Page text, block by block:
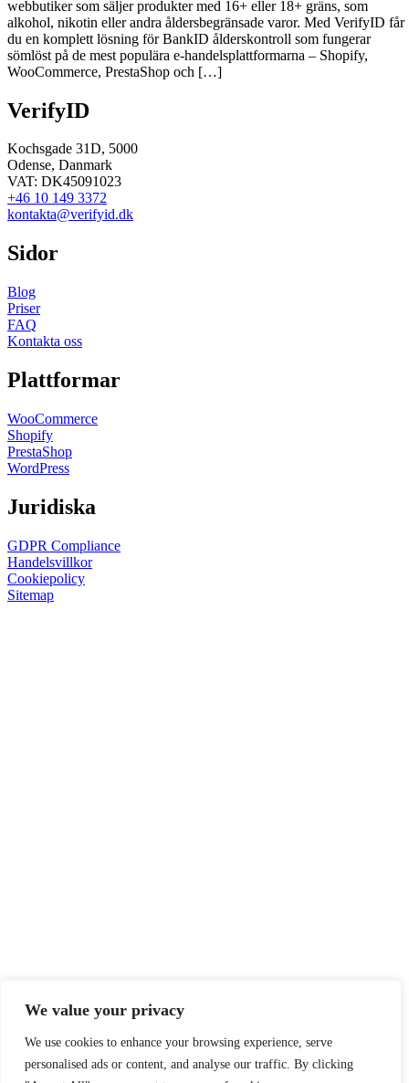
We value your privacy
We use cookies to enhance your browsing experience, serve
personalised ads or content, and analyse our traffic. By clicking
webbutiker som säljer produkter med 16+ eller 18+ gräns, som
alkohol, nikotin eller andra åldersbegränsade varor. Med VerifyID får
du en komplett lösning för BankID ålderskontroll som fungerar
sömlöst på de mest populära e-handelsplattformarna – Shopify,
WooCommerce, PrestaShop och […]
VerifyID
Kochsgade 31D, 5000
Odense, Danmark
VAT: DK45091023
+46 10 149 3372
kontakta@verifyid.dk
Sidor
Blog
Priser
FAQ
Kontakta oss
Plattformar
WooCommerce
Shopify
PrestaShop
WordPress
Juridiska
GDPR Compliance
Handelsvillkor
Cookiepolicy
Sitemap